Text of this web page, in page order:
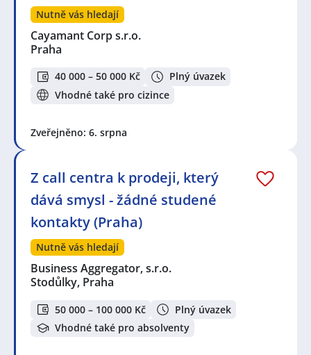
Nutně vás hledají
Cayamant Corp s.r.o.
Praha
40 000 – 50 000 Kč
Plný úvazek
Vhodné také pro cizince
Zveřejněno: 6. srpna
Z call centra k prodeji, který
dává smysl - žádné studené
kontakty (Praha)
Nutně vás hledají
Business Aggregator, s.r.o.
Stodůlky, Praha
50 000 – 100 000 Kč
Plný úvazek
Vhodné také pro absolventy